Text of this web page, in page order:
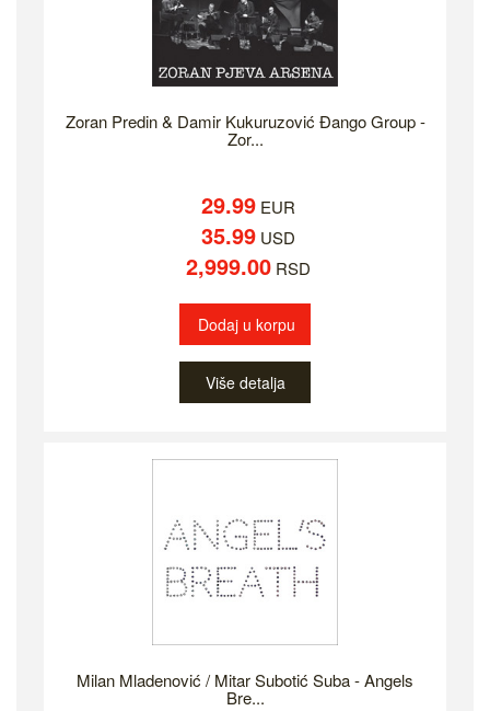
Zoran Predin & Damir Kukuruzović Đango Group -
Zor...
29.99EUR
35.99USD
2,999.00RSD
Dodaj u korpu
Više detalja
Milan Mladenović / Mitar Subotić Suba - Angels
Bre...